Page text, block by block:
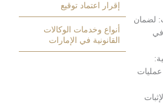
إقرار اعتماد توقيع
أنواع وخدمات الوكالات
القانونية في الإمارات